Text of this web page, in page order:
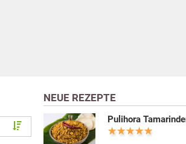
NEUE REZEPTE
Pulihora